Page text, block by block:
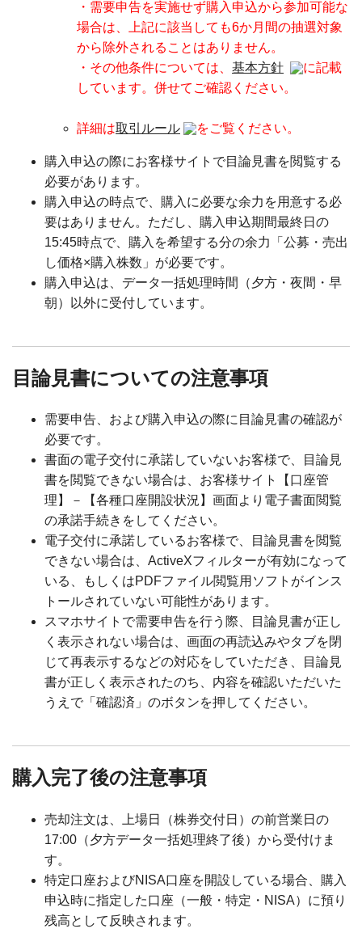
・需要申告を実施せず購入申込から参加可能な
場合は、上記に該当しても6か月間の抽選対象
から除外されることはありません。
・その他条件については、 基本方針
に記載
しています。併せてご確認ください。
詳細は取引ルール をご覧ください。
購入申込の際にお客様サイトで目論見書を閲覧する
必要があります。
購入申込の時点で、購入に必要な余力を用意する必
要はありません。ただし、購入申込期間最終日の
15:45時点で、購入を希望する分の余力「公募・売出
し価格×購入株数」が必要です。
購入申込は、データ一括処理時間（夕方・夜間・早
朝）以外に受付しています。
目論見書についての注意事項
需要申告、および購入申込の際に目論見書の確認が
必要です。
書面の電子交付に承諾していないお客様で、目論見
書を閲覧できない場合は、お客様サイト【口座管
理】－【各種口座開設状況】画面より電子書面閲覧
の承諾手続きをしてください。
電子交付に承諾しているお客様で、目論見書を閲覧
できない場合は、ActiveXフィルターが有効になって
いる、もしくはPDFファイル閲覧用ソフトがインス
トールされていない可能性があります。
スマホサイトで需要申告を行う際、目論見書が正し
く表示されない場合は、画面の再読込みやタブを閉
じて再表示するなどの対応をしていただき、目論見
書が正しく表示されたのち、内容を確認いただいた
うえで「確認済」のボタンを押してください。
購入完了後の注意事項
売却注文は、上場日（株券交付日）の前営業日の
17:00（夕方データ一括処理終了後）から受付けま
す。
特定口座およびNISA口座を開設している場合、購入
申込時に指定した口座（一般・特定・NISA）に預り
残高として反映されます。